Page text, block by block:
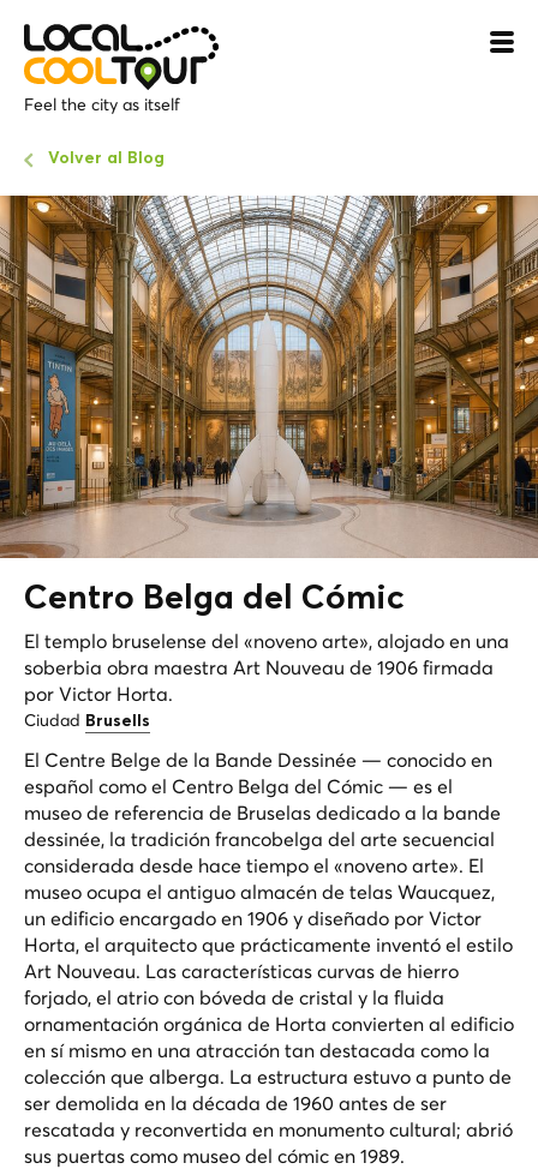
Feel the city as itself
Volver al Blog
Centro Belga del Cómic
El templo bruselense del «noveno arte», alojado en una
soberbia obra maestra Art Nouveau de 1906 firmada
por Victor Horta.
Ciudad Brusells
El Centre Belge de la Bande Dessinée — conocido en
español como el Centro Belga del Cómic — es el
museo de referencia de Bruselas dedicado a la bande
dessinée, la tradición francobelga del arte secuencial
considerada desde hace tiempo el «noveno arte». El
museo ocupa el antiguo almacén de telas Waucquez,
un edificio encargado en 1906 y diseñado por Victor
Horta, el arquitecto que prácticamente inventó el estilo
Art Nouveau. Las características curvas de hierro
forjado, el atrio con bóveda de cristal y la fluida
ornamentación orgánica de Horta convierten al edificio
en sí mismo en una atracción tan destacada como la
colección que alberga. La estructura estuvo a punto de
ser demolida en la década de 1960 antes de ser
rescatada y reconvertida en monumento cultural; abrió
sus puertas como museo del cómic en 1989.